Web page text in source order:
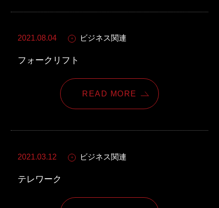
2021.08.04 ビジネス関連
フォークリフト
READ MORE
2021.03.12 ビジネス関連
テレワーク